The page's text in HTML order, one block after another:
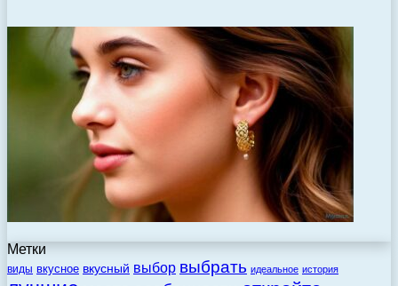
Метки
виды вкусное вкусный выбор выбрать идеальное история